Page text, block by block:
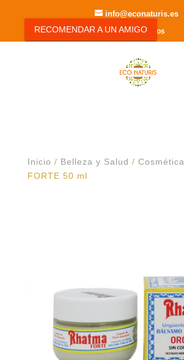
RECOMENDAR A UN AMIGO
info@econaturis.es
0 elementos
Inicio / Belleza y Salud / Cosmética
FORTE 50 ml